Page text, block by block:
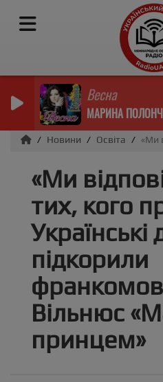
Весна
МАРИНА
Новини Освіта «Ми
«Ми
тих, кого
Українські
підкорили
Вільнюс
принцем»